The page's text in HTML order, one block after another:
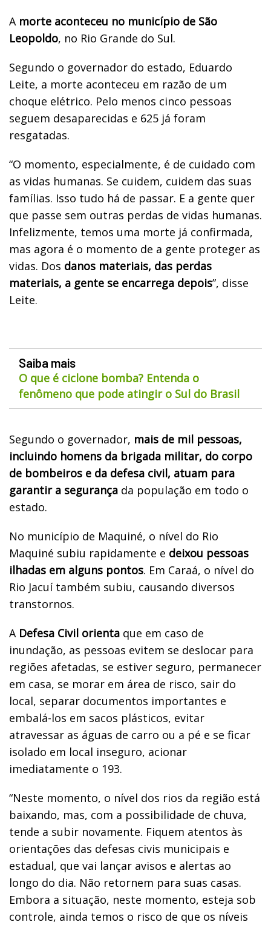
A morte aconteceu no município de São
Leopoldo, no Rio Grande do Sul.
Segundo o governador do estado, Eduardo
Leite, a morte aconteceu em razão de um
choque elétrico. Pelo menos cinco pessoas
seguem desaparecidas e 625 já foram
resgatadas.
“O momento, especialmente, é de cuidado com
as vidas humanas. Se cuidem, cuidem das suas
famílias. Isso tudo há de passar. E a gente quer
que passe sem outras perdas de vidas humanas.
Infelizmente, temos uma morte já confirmada,
mas agora é o momento de a gente proteger as
vidas. Dos danos materiais, das perdas
materiais, a gente se encarrega depois”, disse
Leite.
Saiba mais
O que é ciclone bomba? Entenda o
fenômeno que pode atingir o Sul do Brasil
Segundo o governador, mais de mil pessoas,
incluindo homens da brigada militar, do corpo
de bombeiros e da defesa civil, atuam para
garantir a segurança da população em todo o
estado.
No município de Maquiné, o nível do Rio
Maquiné subiu rapidamente e deixou pessoas
ilhadas em alguns pontos. Em Caraá, o nível do
Rio Jacuí também subiu, causando diversos
transtornos.
A Defesa Civil orienta que em caso de
inundação, as pessoas evitem se deslocar para
regiões afetadas, se estiver seguro, permanecer
em casa, se morar em área de risco, sair do
local, separar documentos importantes e
embalá-los em sacos plásticos, evitar
atravessar as águas de carro ou a pé e se ficar
isolado em local inseguro, acionar
imediatamente o 193.
“Neste momento, o nível dos rios da região está
baixando, mas, com a possibilidade de chuva,
tende a subir novamente. Fiquem atentos às
orientações das defesas civis municipais e
estadual, que vai lançar avisos e alertas ao
longo do dia. Não retornem para suas casas.
Embora a situação, neste momento, esteja sob
controle, ainda temos o risco de que os níveis